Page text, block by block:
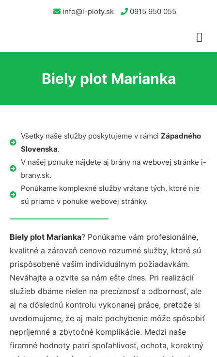
info@i-ploty.sk 0915 950 055
Biely plot Marianka
Všetky naše služby poskytujeme v rámci Západného
Slovenska.
V našej ponuke nájdete aj brány na webovej stránke i-
brany.sk.
Ponúkame komplexné služby vrátane tých, ktoré nie
sú priamo v ponuke webovej stránky.
Biely plot Marianka? Ponúkame vám profesionálne,
kvalitné a zároveň cenovo rozumné služby, ktoré sú
prispôsobené vašim individuálnym požiadavkám.
Neváhajte a ozvite sa nám ešte dnes. Pri realizácií
služieb dbáme nielen na precíznosť a odbornosť, ale
aj na dôslednú kontrolu vykonanej práce, pretože si
uvedomujeme, že aj malé pochybenie môže spôsobiť
nepríjemné a zbytočné komplikácie. Medzi naše
firemné hodnoty patrí spoľahlivosť, ochota, korektný